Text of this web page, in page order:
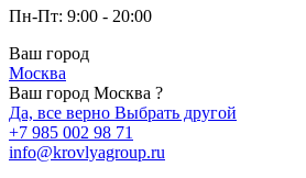
Пн-Пт: 9:00 - 20:00
Ваш город
Москва
Ваш город Москва ?
Да, все верно Выбрать другой
+7 985 002 98 71
info@krovlyagroup.ru